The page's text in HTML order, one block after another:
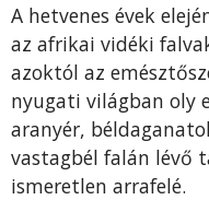
A hetvenes évek
az afrikai vidéki
azoktól az
nyugati világban oly
aranyér,
vastagbél falán lévő
ismeretlen arrafelé.